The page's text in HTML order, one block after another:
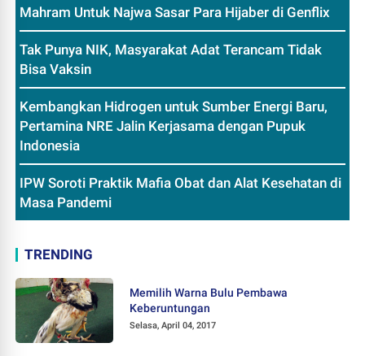
Mahram Untuk Najwa Sasar Para Hijaber di Genflix
Tak Punya NIK, Masyarakat Adat Terancam Tidak
Bisa Vaksin
Kembangkan Hidrogen untuk Sumber Energi Baru,
Pertamina NRE Jalin Kerjasama dengan Pupuk
Indonesia
IPW Soroti Praktik Mafia Obat dan Alat Kesehatan di
Masa Pandemi
TRENDING
Memilih Warna Bulu Pembawa
Keberuntungan
Selasa, April 04, 2017